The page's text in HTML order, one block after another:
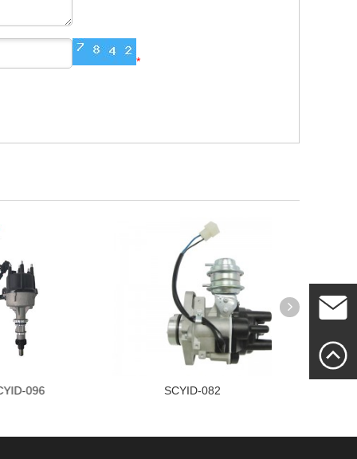
*
096 SCYID-082
Mailme